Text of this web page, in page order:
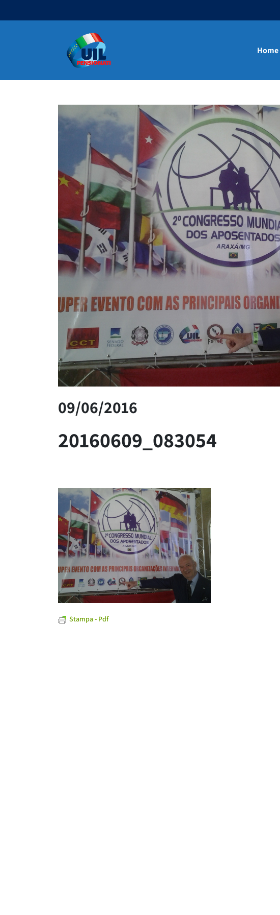
Navigazione principale Home
09/06/2016
20160609_083054
Stampa - Pdf